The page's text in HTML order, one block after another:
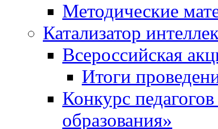
Методические
Катализатор
Всероссийская
Итоги
Конкурс
образования»